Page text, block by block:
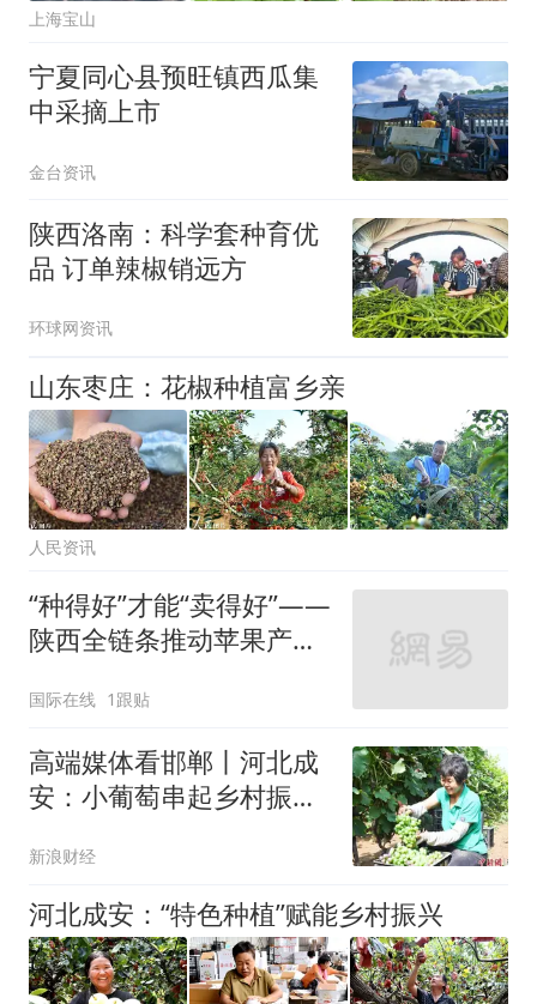
上海宝山
宁夏同心县预旺镇西瓜集
中采摘上市
金台资讯
陕西洛南：科学套种育优
品 订单辣椒销远方
环球网资讯
山东枣庄：花椒种植富乡亲
人民资讯
“种得好”才能“卖得好”——
陕西全链条推动苹果产业
国际在线 1跟贴
高端媒体看邯郸丨河北成
安：小葡萄串起乡村振
新浪财经
河北成安：“特色种植”赋能乡村振兴